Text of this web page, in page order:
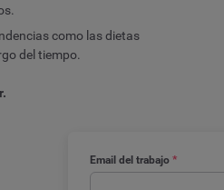
Email del trabajo *
como las dietas
del tiempo.